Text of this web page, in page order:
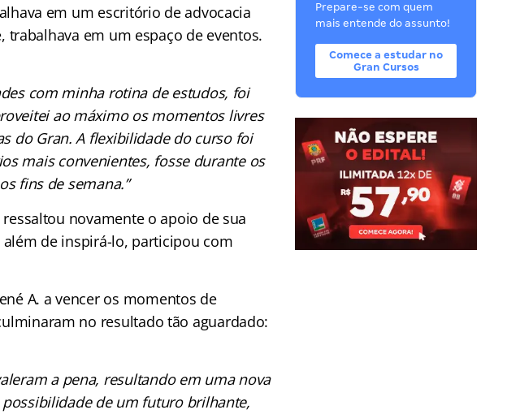
em um escritório de advocacia
trabalhava em um espaço de eventos.
com minha rotina de estudos, foi
ao máximo os momentos livres
do Gran. A flexibilidade do curso foi
mais convenientes, fosse durante os
fins de semana.”
novamente o apoio de sua
de inspirá-lo, participou com
A. a vencer os momentos de
no resultado tão aguardado:
a pena, resultando em uma nova
de um futuro brilhante,
Prepare-se com quem
mais entende do assunto!
Comece a estudar no
Gran Cursos